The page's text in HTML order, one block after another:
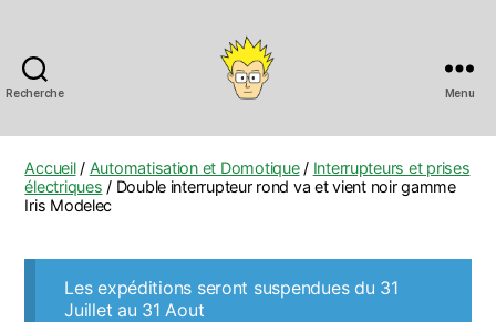
Recherche Menu
Accueil/ Automatisation et Domotique/ Interrupteurs et prises
électriques / Double interrupteur rond va et vient noir gamme
Iris Modelec
Les expéditions seront suspendues du 31
Juillet au 31 Aout